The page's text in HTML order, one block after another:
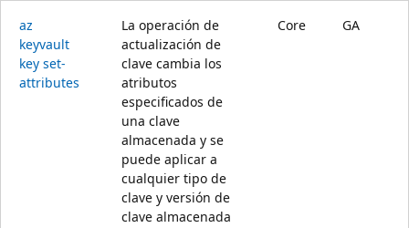
az
keyvault
key set-
attributes
La operación de
actualización de
clave cambia los
atributos
especificados de
una clave
almacenada y se
puede aplicar a
cualquier tipo de
clave y versión de
clave almacenada
Core GA